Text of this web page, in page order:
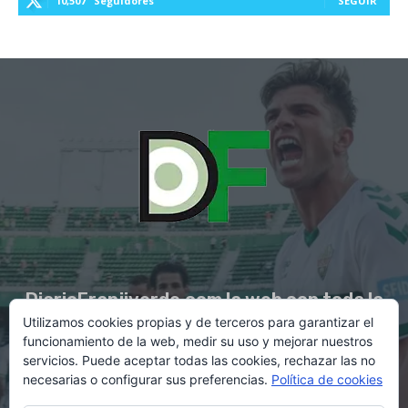
DiarioFranjiverde.com la web con toda la
información del Elche C.F.
Contacto en:diario@franjiverde.com
Utilizamos cookies propias y de terceros para garantizar el
funcionamiento de la web, medir su uso y mejorar nuestros
servicios. Puede aceptar todas las cookies, rechazar las no
necesarias o configurar sus preferencias. Política de cookies